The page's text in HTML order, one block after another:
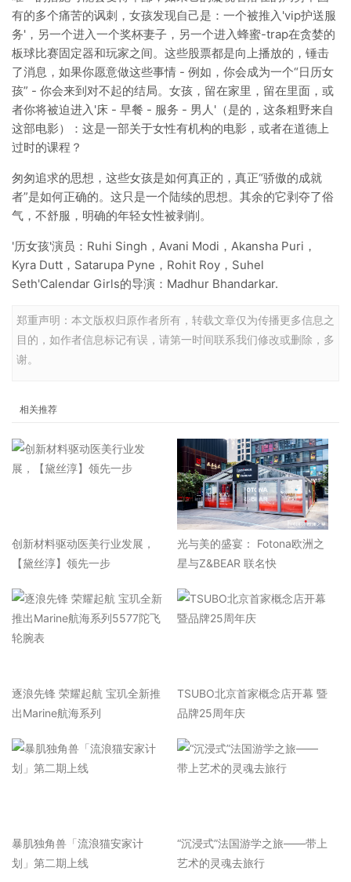
有的多个痛苦的讽刺，女孩发现自己是：一个被推入'vip护送服
务'，另一个进入一个奖杯妻子，另一个进入蜂蜜-trap在贪婪的
板球比赛固定器和玩家之间。这些股票都是向上播放的，锤击
了消息，如果你愿意做这些事情 - 例如，你会成为一个“日历女
孩” - 你会来到对不起的结局。女孩，留在家里，留在里面，或
者你将被迫进入'床 - 早餐 - 服务 - 男人'（是的，这条粗野来自
这部电影）：这是一部关于女性有机构的电影，或者在道德上
过时的课程？
匆匆追求的思想，这些女孩是如何真正的，真正“骄傲的成就
者”是如何正确的。这只是一个陆续的思想。其余的它剥夺了俗
气，不舒服，明确的年轻女性被剥削。
'历女孩'演员：Ruhi Singh，Avani Modi，Akansha Puri，
Kyra Dutt，Satarupa Pyne，Rohit Roy，Suhel
Seth'Calendar Girls的导演：Madhur Bhandarkar.
郑重声明：本文版权归原作者所有，转载文章仅为传播更多信息之
目的，如作者信息标记有误，请第一时间联系我们修改或删除，多
谢。
相关推荐
​创新材料驱动医美行业发展，
【黛丝淳】领先一步
光与美的盛宴： Fotona欧洲之
星与Z&BEAR 联名快
逐浪先锋 荣耀起航 宝玑全新推
出Marine航海系列
TSUBO北京首家概念店开幕 暨
品牌25周年庆
暴肌独角兽「流浪猫安家计
划」第二期上线
“沉浸式”法国游学之旅——带上
艺术的灵魂去旅行